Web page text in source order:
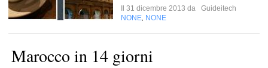
Il 31 dicembre 2013 da
Guideitech
NONE NONE
Marocco in 14 giorni